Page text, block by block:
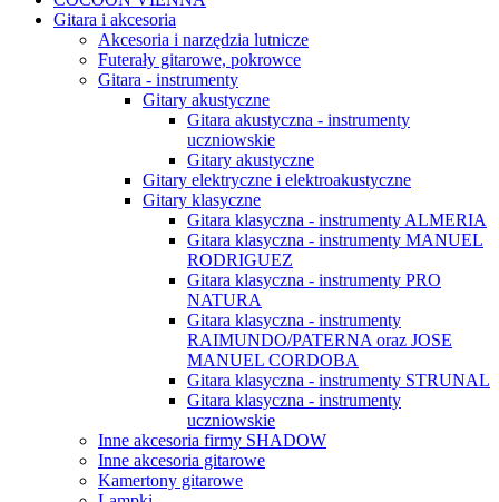
Gitara i akcesoria
Akcesoria i narzędzia lutnicze
Futerały gitarowe, pokrowce
Gitara - instrumenty
Gitary akustyczne
Gitara akustyczna - instrumenty
uczniowskie
Gitary akustyczne
Gitary elektryczne i elektroakustyczne
Gitary klasyczne
Gitara klasyczna - instrumenty ALMERIA
Gitara klasyczna - instrumenty MANUEL
RODRIGUEZ
Gitara klasyczna - instrumenty PRO
NATURA
Gitara klasyczna - instrumenty
RAIMUNDO/PATERNA oraz JOSE
MANUEL CORDOBA
Gitara klasyczna - instrumenty STRUNAL
Gitara klasyczna - instrumenty
uczniowskie
Inne akcesoria firmy SHADOW
Inne akcesoria gitarowe
Kamertony gitarowe